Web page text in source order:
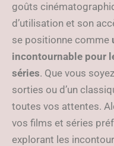
goûts
d’utilisation et son
se positionne comme
incontournable pour
séries. Que vous
sorties ou d’un
toutes vos attentes.
vos films et séries
explorant les